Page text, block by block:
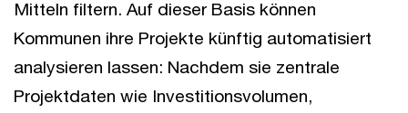
Mitteln filtern. Auf dieser Basis können
Kommunen ihre Projekte künftig automatisiert
analysieren lassen: Nachdem sie zentrale
Projektdaten wie Investitionsvolumen,